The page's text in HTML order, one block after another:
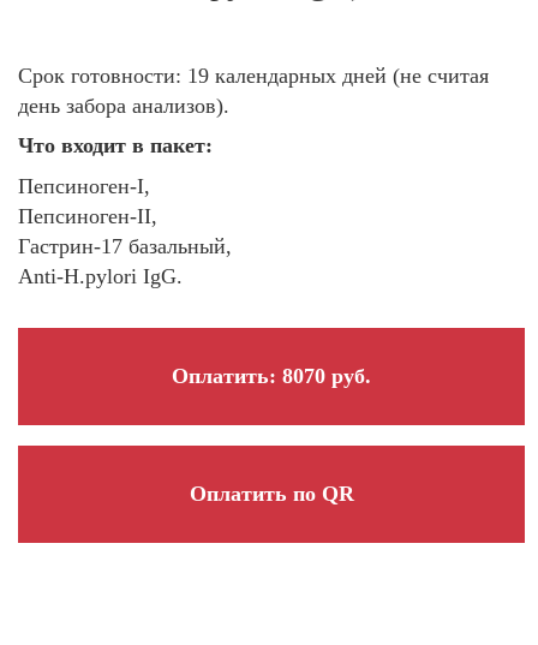
Срок готовности: 19 календарных дней (не считая
день забора анализов).
Что входит в пакет:
Пепсиноген-I,
Пепсиноген-II,
Гастрин-17 базальный,
Аnti-H.pylori IgG.
Оплатить: 8070 руб.
Оплатить по QR